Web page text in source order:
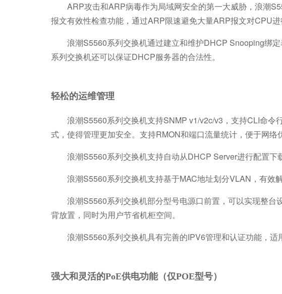
ARP攻击和ARP病毒作为局域网安全的第一大威胁，浪潮
报文有效性检查功能，通过ARP限速避免大量ARP报文对CPU进
浪潮S5560系列交换机通过建立和维护DHCP Snooping绑定
系列交换机还可以保证DHCP服务器的合法性。
轻松的运维管理
浪潮S5560系列交换机支持SNMP v1/v2c/v3，支持CLI命令
式，使得管理更加安全。支持RMON和端口流量统计，便于网络
浪潮S5560系列交换机支持自动从DHCP Server进行配置下
浪潮S5560系列交换机支持基于MAC地址划分VLAN，有效解
浪潮S5560系列交换机部分型号电源口前置，可以实现整台
背放置，同时为用户节省机柜空间。
浪潮S5560系列交换机具有完善的IPV6管理和认证功能，适
强大和灵活的PoE供电功能（仅POE型号）